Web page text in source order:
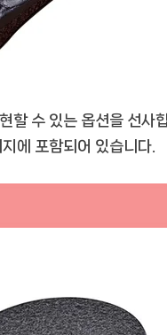
할 수 있는 옵션을 선사
에 포함되어 있습니다.